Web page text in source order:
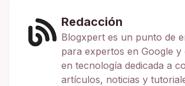
Redacción
Blogxpert es un punto de
para expertos en Google y
en tecnología dedicada a
artículos, noticias y